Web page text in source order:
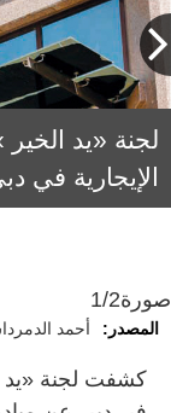
لجنة «يد
الإيجارية في
2025.
صورة1/2
المصدر: أحمد
كشفت لجنة «يد